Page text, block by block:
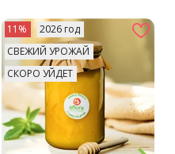
11%
2026 год
СВЕЖИЙ УРОЖАЙ
СКОРО УЙДЕТ